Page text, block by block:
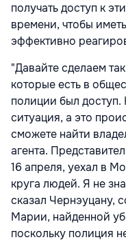
получать доступ к
времени, чтобы
эффективно
"Давайте сделаем
которые есть в
полиции был доступ.
ситуация, а это
сможете найти
агента.
16 апреля, уехал в
круга людей. Я не
сказал Чернэуцану,
Марии, найденной
поскольку полиция